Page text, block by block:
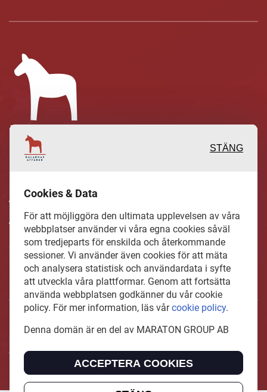
värdefulla berättelser och reportage
från och om det lokala näringslivet och
dess aktörer samt en hel del annan
läsvärt innehåll.
DalarnasAffarer.se är en del av mediakoncernen MARATON
tidningsvarumärken i Europa.
STÄNG
Cookies & Data
För att möjliggöra den ultimata upplevelsen av våra
webbplatser använder vi våra egna cookies såväl
som tredjeparts för enskilda och återkommande
sessioner. Vi använder även cookies för att mäta
och analysera statistisk och användardata i syfte
att utveckla våra plattformar. Genom att fortsätta
använda webbplatsen godkänner du vår cookie
policy. För mer information, läs vårcookie policy.
Denna domän är en del av MARATON GROUP AB
ACCEPTERA COOKIES